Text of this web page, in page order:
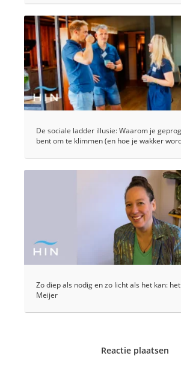
De sociale ladder illusie: Waarom je
bent om te klimmen (en hoe je wakker
Zo diep als nodig en zo licht als het kan:
Meijer
Reactie plaatsen